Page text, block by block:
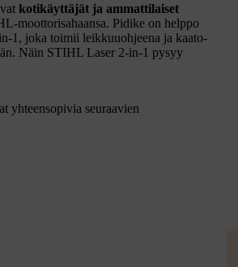
kotikäyttäjät ja ammattilaiset
moottorisahaansa. Pidike on helppo
1, joka toimii leikkuuohjeena ja kaato-
Näin STIHL Laser 2-in-1 pysyy
yhteensopivia seuraavien